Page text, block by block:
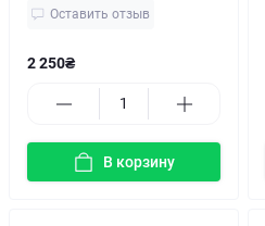
Оставить отзыв
2 250₴
В корзину